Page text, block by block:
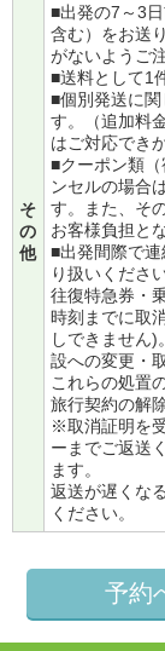
そ
の
他
■出発の7～3
含む）をお送
がないようご
■送料として1
■個別発送に
す。（追加料
はご対応でき
■クーポン類
ンセルの場合
す。また、そ
お客様負担と
■出発間際で
り扱いください
往復特急券・
時刻までに取
しできません
設への変更・
これらの処置
旅行契約の解
※取消証明を
ーまでご返送
ます。
返送が遅くな
ください。
予約